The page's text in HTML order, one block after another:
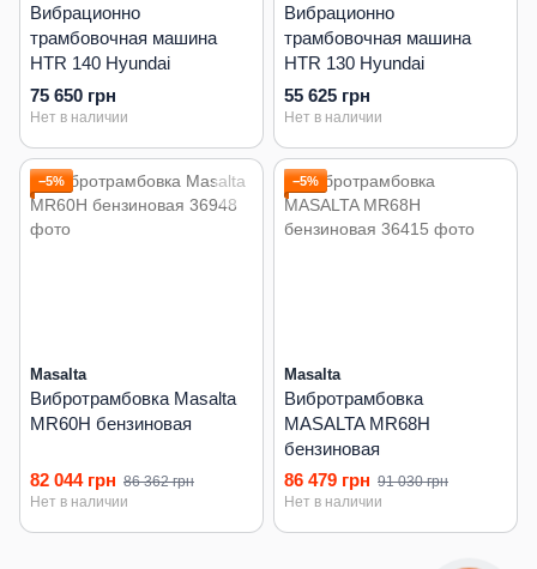
Вибрационно
трамбовочная машина
HTR 140 Hyundai
75 650 грн
Нет в наличии
Вибрационно
трамбовочная машина
HTR 130 Hyundai
55 625 грн
Нет в наличии
−5%
Masalta
Вибротрамбовка Masalta
MR60H бензиновая
82 044 грн 86 362 грн
Нет в наличии
−5%
Masalta
Вибротрамбовка
MASALTA MR68H
бензиновая
86 479 грн 91 030 грн
Нет в наличии